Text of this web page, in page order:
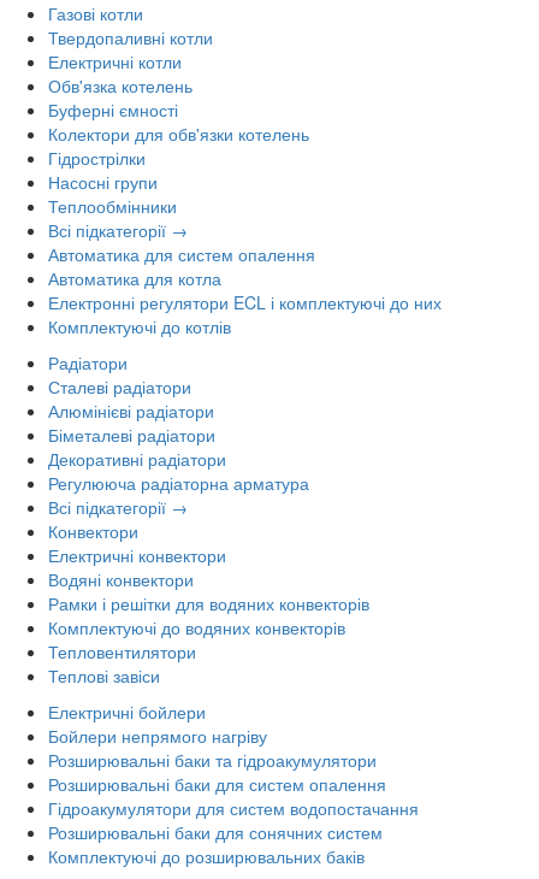
Газові котли
Твердопаливні котли
Електричні котли
Обв'язка котелень
Буферні ємності
Колектори для обв'язки котелень
Гідрострілки
Насосні групи
Теплообмінники
Всі підкатегорії →
Автоматика для систем опалення
Автоматика для котла
Електронні регулятори ECL і комплектуючі до них
Комплектуючі до котлів
Радіатори
Сталеві радіатори
Алюмінієві радіатори
Біметалеві радіатори
Декоративні радіатори
Регулююча радіаторна арматура
Всі підкатегорії →
Конвектори
Електричні конвектори
Водяні конвектори
Рамки і решітки для водяних конвекторів
Комплектуючі до водяних конвекторів
Тепловентилятори
Теплові завіси
Електричні бойлери
Бойлери непрямого нагріву
Розширювальні баки та гідроакумулятори
Розширювальні баки для систем опалення
Гідроакумулятори для систем водопостачання
Розширювальні баки для сонячних систем
Комплектуючі до розширювальних баків